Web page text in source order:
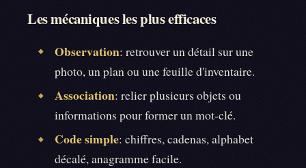
Les mécaniques les plus efficaces
◆ Observation: retrouver un détail sur une
photo, un plan ou une feuille d'inventaire.
◆ Association: relier plusieurs objets ou
informations pour former un mot-clé.
◆ Code simple: chiffres, cadenas, alphabet
décalé, anagramme facile.